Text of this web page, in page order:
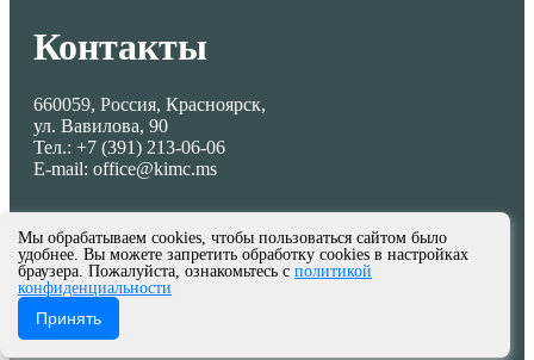
Контакты
660059, Россия, Красноярск,
ул. Вавилова, 90
Тел.: +7 (391) 213-06-06
E-mail: office@kimc.ms
© МКУ КИМЦ 2013-2026
Мы обрабатываем cookies, чтобы пользоваться сайтом было
удобнее. Вы можете запретить обработку cookies в настройках
браузера. Пожалуйста, ознакомьтесь с политикой
конфиденциальности
Принять